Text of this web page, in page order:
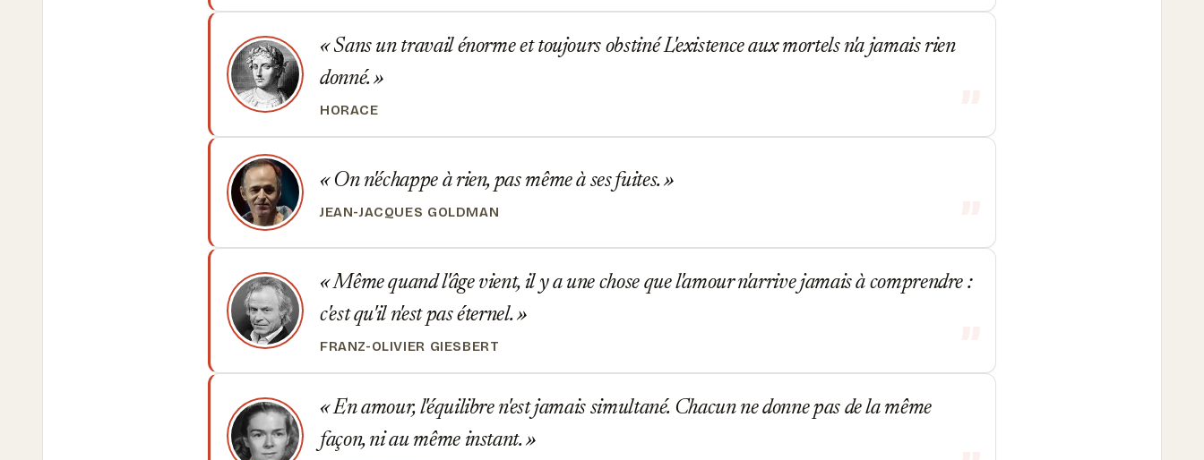
Sans un travail énorme et toujours obstiné L'existence aux mortels n'a jamais rien
donné.
HORACE
On n'échappe à rien, pas même à ses fuites.
JEAN-JACQUES GOLDMAN
Même quand l'âge vient, il y a une chose que l'amour n'arrive jamais à comprendre :
c'est qu'il n'est pas éternel.
FRANZ-OLIVIER GIESBERT
En amour, l'équilibre n'est jamais simultané. Chacun ne donne pas de la même
façon, ni au même instant.